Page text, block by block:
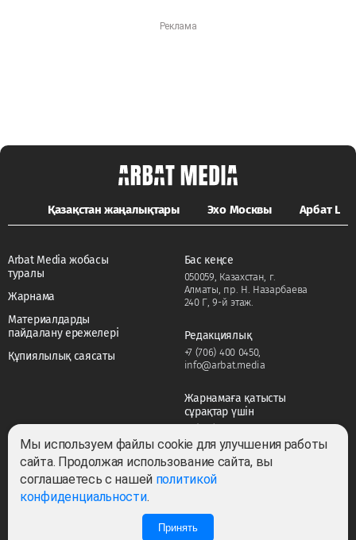
Қазақстан жаңалықтары Эхо Москвы Арбат LIFE
Arbat Media жобасы
туралы
Жарнама
Материалдарды
пайдалану ережелері
Құпиялылық саясаты
Бас кеңсе
050059, Казахстан, г.
Алматы, пр. Н. Назарбаева
240 Г, 9-й этаж.
Редакциялық
+7 (706) 400 0450,
info@arbat.media
Жарнамаға қатысты
сұрақтар үшін
adv@arbat.media
Мы используем файлы cookie для улучшения работы
сайта. Продолжая использование сайта, вы
соглашаетесь с нашей политикой
конфиденциальности.
Принять